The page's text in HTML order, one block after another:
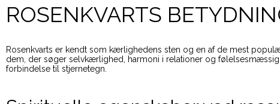
ROSENKVARTS
Rosenkvarts er kendt som kærlighedens sten og en af de mest
dem, der søger selvkærlighed, harmoni i relationer og
forbindelse til stjernetegn.